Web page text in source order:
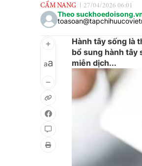
CẨM NANG 27/04/2026 06:01
Theo
aa
Hành tây sống là
bổ sung hành tây
miễn dịch...